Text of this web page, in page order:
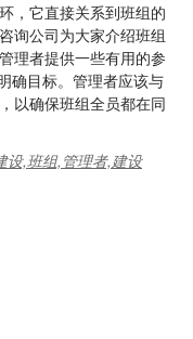
，它直接关系到班组的
询公司为大家介绍班组
理者提供一些有用的参
确目标。管理者应该与
以确保班组全员都在同
设,班组,管理者,建设